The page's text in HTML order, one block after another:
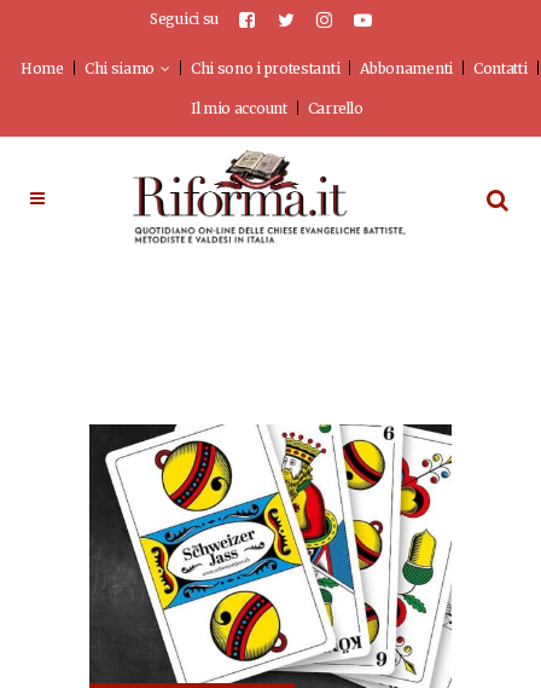
Seguici su
Home Chi siamo Chi sono i protestanti Abbonamenti Contatti
Il mio account Carrello